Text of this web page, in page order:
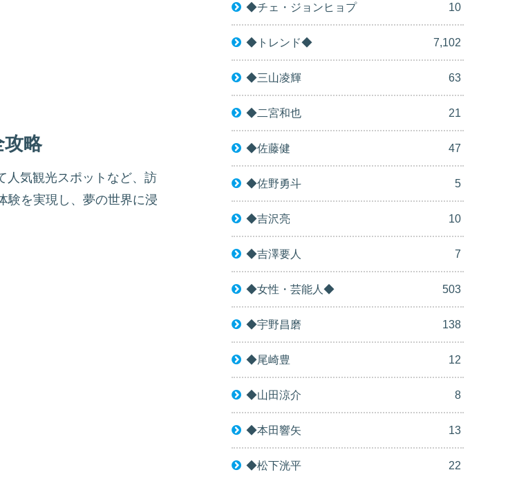
攻略
人気観光スポットなど、訪
験を実現し、夢の世界に浸
◆チェ・ジョンヒョプ 10
◆トレンド◆ 7,102
◆三山凌輝 63
◆二宮和也 21
◆佐藤健 47
◆佐野勇斗 5
◆吉沢亮 10
◆吉澤要人 7
◆女性・芸能人◆ 503
◆宇野昌磨 138
◆尾崎豊 12
◆山田涼介 8
◆本田響矢 13
◆松下洸平 22